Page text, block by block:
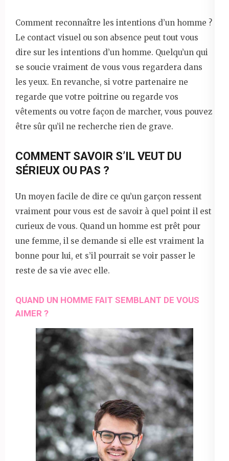
Comment reconnaître les intentions d’un homme ?
Le contact visuel ou son absence peut tout vous
dire sur les intentions d’un homme. Quelqu’un qui
se soucie vraiment de vous vous regardera dans
les yeux. En revanche, si votre partenaire ne
regarde que votre poitrine ou regarde vos
vêtements ou votre façon de marcher, vous pouvez
être sûr qu’il ne recherche rien de grave.
COMMENT SAVOIR S’IL VEUT DU
SÉRIEUX OU PAS ?
Un moyen facile de dire ce qu’un garçon ressent
vraiment pour vous est de savoir à quel point il est
curieux de vous. Quand un homme est prêt pour
une femme, il se demande si elle est vraiment la
bonne pour lui, et s’il pourrait se voir passer le
reste de sa vie avec elle.
QUAND UN HOMME FAIT SEMBLANT DE VOUS
AIMER ?